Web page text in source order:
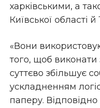
харківськими, а
Київської області
«Вони
того, щоб
суттєво збільшує
ускладненням
паперу. Відповідно